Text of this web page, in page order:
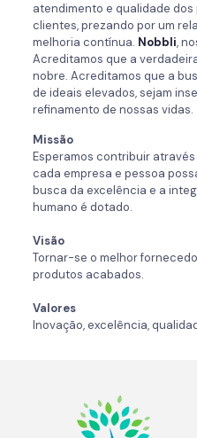
atendimento e qualidade
clientes, prezando por um
melhoria contínua. Nobbli,
Acreditamos que a
nobre. Acreditamos que a
de ideais elevados, sejam
refinamento de nossas vidas.
Missão
Esperamos contribuir
cada empresa e pessoa
busca da excelência e a
humano é dotado.
Visão
Tornar-se o melhor
produtos acabados.
Valores
Inovação, excelência,